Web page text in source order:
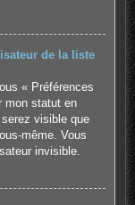
de la liste
« Préférences
mon statut en
visible que
même. Vous
invisible.